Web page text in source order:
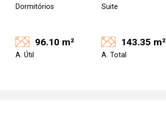
Dormitórios Suite
96.10 m²
A. Útil
143.35 m²
A. Total